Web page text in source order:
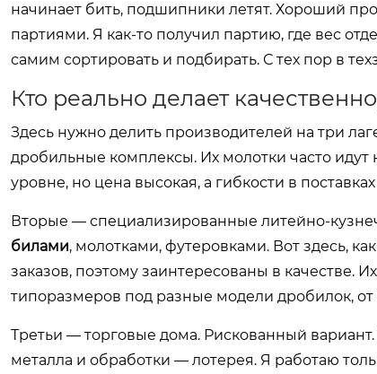
начинает бить, подшипники летят. Хороший
партиями. Я как-то получил партию, где вес
самим сортировать и подбирать. С тех пор в
Кто реально делает
Здесь нужно делить производителей на три
дробильные комплексы. Их молотки часто
уровне, но цена высокая, а гибкости в
Вторые — специализированные литейно-
билами, молотками, футеровками. Вот здесь,
заказов, поэтому заинтересованы в качестве.
типоразмеров под разные модели дробилок,
Третьи — торговые дома. Рискованный
металла и обработки — лотерея. Я работаю